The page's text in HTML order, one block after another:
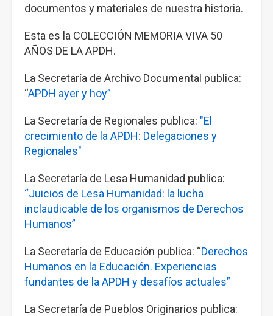
documentos y materiales de nuestra historia.
Esta es la COLECCIÓN MEMORIA VIVA 50
AÑOS DE LA APDH.
La Secretaría de Archivo Documental publica:
“APDH ayer y hoy”
La Secretaría de Regionales publica: "El
crecimiento de la APDH: Delegaciones y
Regionales"
La Secretaría de Lesa Humanidad publica:
“Juicios de Lesa Humanidad: la lucha
inclaudicable de los organismos de Derechos
Humanos”
La Secretaría de Educación publica: “Derechos
Humanos en la Educación. Experiencias
fundantes de la APDH y desafíos actuales”
La Secretaría de Pueblos Originarios publica: